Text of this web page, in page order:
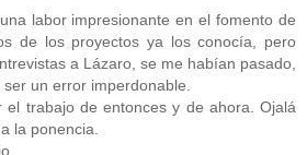
labor impresionante en el fomento de
de los proyectos ya los conocía, pero
a Lázaro, se me habían pasado,
un error imperdonable.
el trabajo de entonces y de ahora. Ojalá
la ponencia.